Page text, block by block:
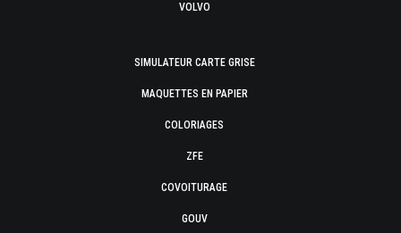
VOLVO
SIMULATEUR CARTE GRISE
MAQUETTES EN PAPIER
COLORIAGES
ZFE
COVOITURAGE
GOUV